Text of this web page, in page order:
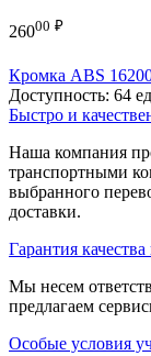
26000 ₽
Кромка ABS
Доступность: 64
Быстро и
Наша компания
транспортными
выбранного
доставки.
Гарантия
Мы несем
предлагаем
Особые условия